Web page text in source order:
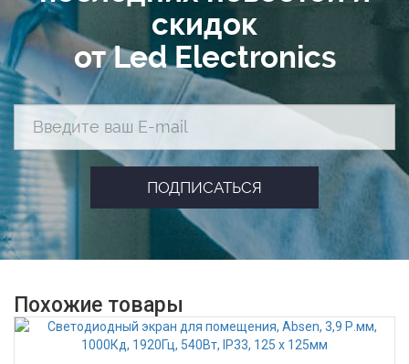
скидок
от Led Electronics
Похожие товары